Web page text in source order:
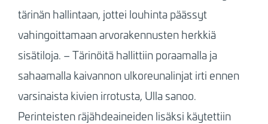
tärinän hallintaan, jottei louhinta päässyt
vahingoittamaan arvorakennusten herkkiä
sisätiloja. – Tärinöitä hallittiin poraamalla ja
sahaamalla kaivannon ulkoreunalinjat irti ennen
varsinaista kivien irrotusta, Ulla sanoo.
Perinteisten räjähdeaineiden lisäksi käytettiin